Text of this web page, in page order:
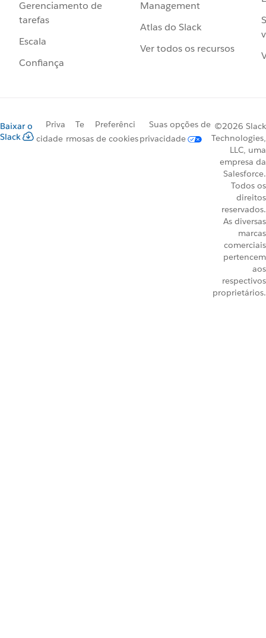
Gerenciamento de
tarefas
Escala
Confiança
Management
Atlas do Slack
Ver todos os recursos
Baixar o
Slack
Priva
cidade
Te
rmos
Preferênci
as de cookies
Suas opções de
privacidade
©2026 Slack
Technologies,
LLC, uma
empresa da
Salesforce.
Todos os
direitos
reservados.
As diversas
marcas
comerciais
pertencem
aos
respectivos
proprietários.